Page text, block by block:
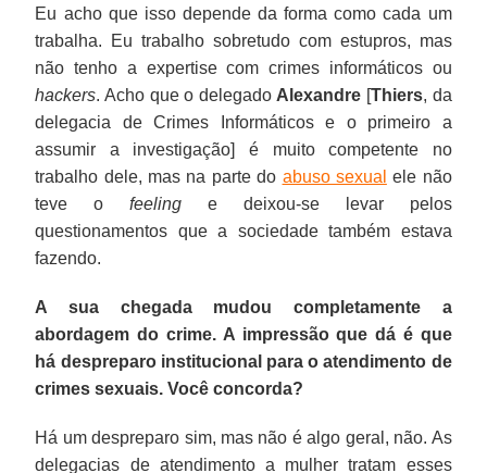
Eu acho que isso depende da forma como cada um
trabalha. Eu trabalho sobretudo com estupros, mas
não tenho a expertise com crimes informáticos ou
hackers. Acho que o delegado Alexandre [Thiers, da
delegacia de Crimes Informáticos e o primeiro a
assumir a investigação] é muito competente no
trabalho dele, mas na parte do abuso sexual ele não
teve ofeeling e deixou-se levar pelos
questionamentos que a sociedade também estava
fazendo.
A sua chegada mudou completamente a
abordagem do crime. A impressão que dá é que
há despreparo institucional para o atendimento de
crimes sexuais. Você concorda?
Há um despreparo sim, mas não é algo geral, não. As
delegacias de atendimento a mulher tratam esses